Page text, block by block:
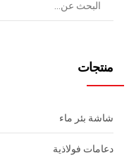
منتجات
شاشة بئر ماء
دعامات فولاذية